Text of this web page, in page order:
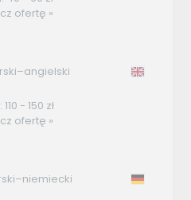
ofertę »
- 150 zł
ofertę »